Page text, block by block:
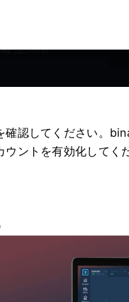
認してください。
ントを有効化してく